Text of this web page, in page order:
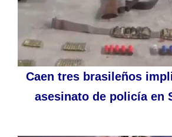
Caen tres brasileños
asesinato de policía en